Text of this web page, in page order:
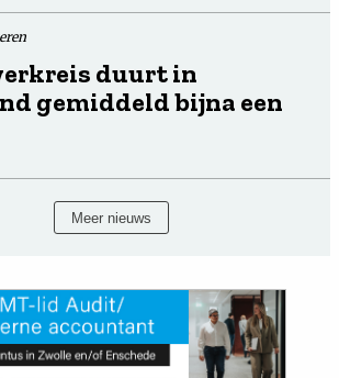
duurt in
gemiddeld bijna een
Meer nieuws